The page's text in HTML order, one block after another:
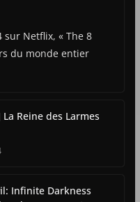
sur Netflix, « The 8
du monde entier
Reine des Larmes
Infinite Darkness